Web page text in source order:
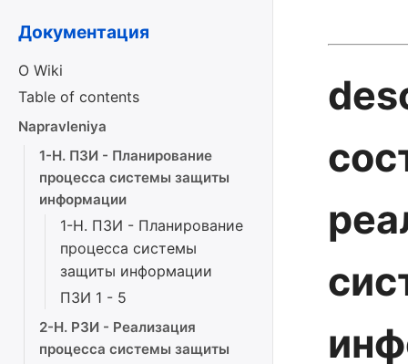
Документация
О Wiki
Table of contents
Napravleniya
1-Н. ПЗИ - Планирование
процесса системы защиты
информации
1-Н. ПЗИ - Планирование
процесса системы
защиты информации
ПЗИ 1 - 5
2-Н. РЗИ - Реализация
процесса системы защиты